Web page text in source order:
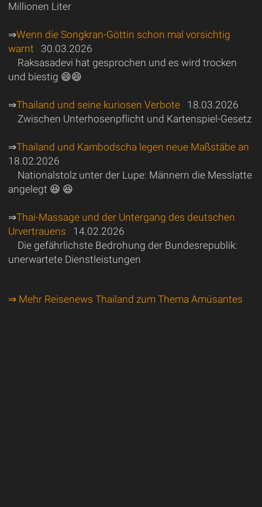
Millionen Liter
⇒Wenn die Songkran-Göttin schon mal vorsichtig
warnt 30.03.2026
Raksasadevi hat gesprochen und es wird trocken
und biestig 😄😄
⇒Thailand und seine kuriosen Verbote18.03.2026
Zwischen Unterhosenpflicht und Kartenspiel-Gesetz
⇒Thailand und Kambodscha legen neue Maßstäbe an
18.02.2026
Nationalstolz unter der Lupe: Männern die Messlatte
angelegt 😆 😆
⇒Thai-Massage und der Untergang des deutschen
Urvertrauens 14.02.2026
Die gefährlichste Bedrohung der Bundesrepublik:
unerwartete Dienstleistungen
⇒ Mehr Reisenews Thailand zum Thema Amüsantes